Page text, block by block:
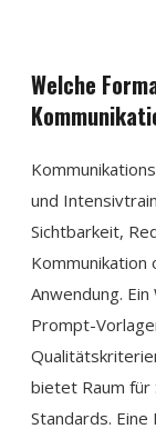
Welche
und
Sichtbarkeit,
Anwendung.
Prompt-
bietet Raum für
Standards.